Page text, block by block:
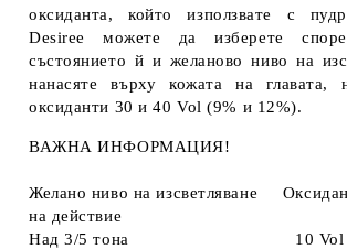
оксиданта, който използвате с
Desiree можете да изберете
състоянието й и желаново ниво на
нанасяте върху кожата на главата,
оксиданти 30 и 40 Vol (9% и 12%).
ВАЖНА
Желано ниво на изсветляване
на действие
Над 3/5 тона 10 Vol